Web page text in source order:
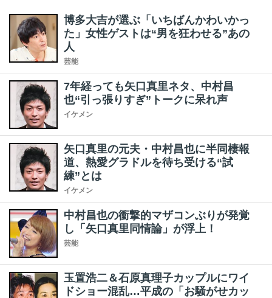
博多大吉が選ぶ「いちばんかわいかっ
た」女性ゲストは“男を狂わせる”あの
人
芸能
7年経っても矢口真里ネタ、中村昌
也“引っ張りすぎ”トークに呆れ声
イケメン
矢口真里の元夫・中村昌也に半同棲報
道、熱愛グラドルを待ち受ける“試
練”とは
イケメン
中村昌也の衝撃的マザコンぶりが発覚
し「矢口真里同情論」が浮上！
芸能
玉置浩二＆石原真理子カップルにワイ
ドショー混乱…平成の「お騒がせカッ